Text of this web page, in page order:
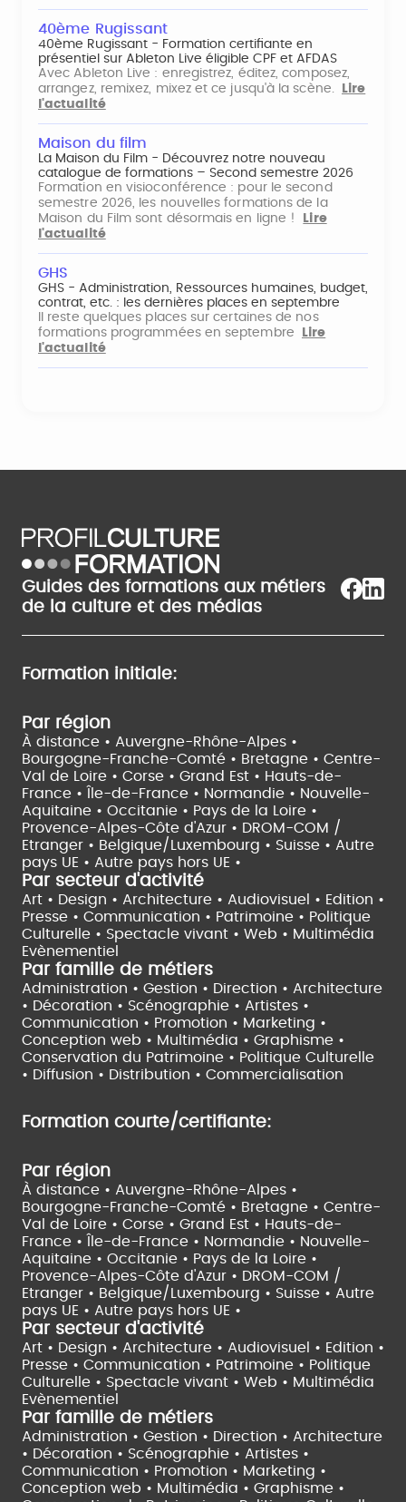
40ème Rugissant
40ème Rugissant - Formation certifiante en
présentiel sur Ableton Live éligible CPF et AFDAS
Avec Ableton Live : enregistrez, éditez, composez,
arrangez, remixez, mixez et ce jusqu'à la scène.
Lire
l'actualité
Maison du film
La Maison du Film - Découvrez notre nouveau
catalogue de formations – Second semestre 2026
Formation en visioconférence : pour le second
semestre 2026, les nouvelles formations de la
Maison du Film sont désormais en ligne !
Lire
l'actualité
GHS
GHS - Administration, Ressources humaines, budget,
contrat, etc. : les dernières places en septembre
Il reste quelques places sur certaines de nos
formations programmées en septembre
Lire
l'actualité
Guides des formations aux métiers
de la culture et des médias
Formation initiale:
Par région
À distance • Auvergne-Rhône-Alpes •
Bourgogne-Franche-Comté • Bretagne • Centre-
Val de Loire • Corse • Grand Est • Hauts-de-
France •
Île-de-France • Normandie • Nouvelle-
Aquitaine • Occitanie • Pays de la Loire •
Provence-Alpes-Côte d'Azur • DROM-COM /
Etranger • Belgique/Luxembourg • Suisse • Autre
pays UE • Autre pays hors UE •
Par secteur d'activité
Art • Design • Architecture • Audiovisuel • Edition •
Presse • Communication • Patrimoine • Politique
Culturelle • Spectacle vivant • Web • Multimédia
Evènementiel
Par famille de métiers
Administration • Gestion • Direction • Architecture
• Décoration • Scénographie • Artistes •
Communication • Promotion • Marketing •
Conception web • Multimédia • Graphisme •
Conservation du Patrimoine • Politique Culturelle
• Diffusion • Distribution • Commercialisation
Formation courte/certifiante:
Par région
À distance • Auvergne-Rhône-Alpes •
Bourgogne-Franche-Comté • Bretagne • Centre-
Val de Loire • Corse • Grand Est • Hauts-de-
France •
Île-de-France • Normandie • Nouvelle-
Aquitaine • Occitanie • Pays de la Loire •
Provence-Alpes-Côte d'Azur • DROM-COM /
Etranger • Belgique/Luxembourg • Suisse • Autre
pays UE • Autre pays hors UE •
Par secteur d'activité
Art • Design • Architecture • Audiovisuel • Edition •
Presse • Communication • Patrimoine • Politique
Culturelle • Spectacle vivant • Web • Multimédia
Evènementiel
Par famille de métiers
Administration • Gestion • Direction • Architecture
• Décoration • Scénographie • Artistes •
Communication • Promotion • Marketing •
Conception web • Multimédia • Graphisme •